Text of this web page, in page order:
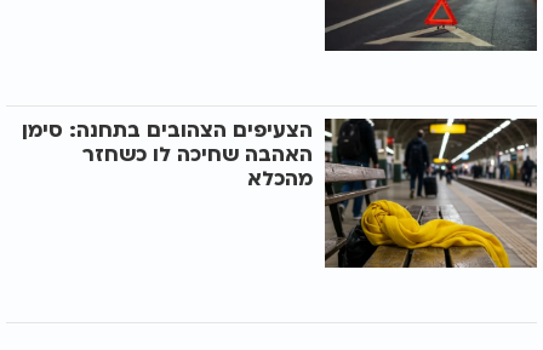
הצעיפים הצהובים בתחנה: סימן
האהבה שחיכה לו כשחזר
מהכלא